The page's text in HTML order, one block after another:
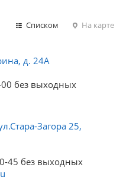
Списком На карте
д. 24А
без выходных
Загора 25,
45 без выходных